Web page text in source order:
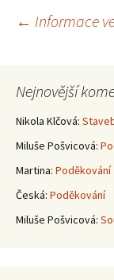
pro
← Informace
Nejnovější
Nikola Klčová:
Miluše Pošvicová:
Martina: Poděkování
Česká: Poděkování
Miluše Pošvicová: